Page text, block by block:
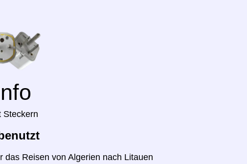
Steckern
Reisen von Algerien nach Litauen